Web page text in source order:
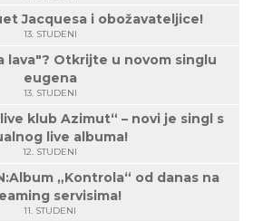
Jacquesa i obožavateljice!
13. STUDENI
lava"? Otkrijte u novom singlu
eugena
13. STUDENI
klub Azimut“ – novi je singl s
live albuma!
12. STUDENI
„Kontrola“ od danas na
servisima!
11. STUDENI